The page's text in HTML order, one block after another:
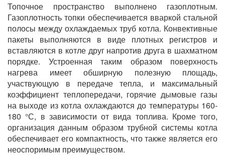
Топочное пространство выполнено газоплотным.
Газоплотность топки обеспечивается вваркой стальной
полосы между охлаждаемых труб котла. Конвективные
пакеты выполняются в виде плотных регистров и
вставляются в котле друг напротив друга в шахматном
порядке. Устроенная таким образом поверхность
нагрева имеет обширную полезную площадь,
участвующую в передаче тепла, и максимальный
коэффициент теплопередачи, горячие дымовые газы
на выходе из котла охлаждаются до температуры 160-
180 °С, в зависимости от вида топлива. Кроме того,
организация данным образом трубной системы котла
обеспечивает его компактность, что также является его
неоспоримым преимуществом.